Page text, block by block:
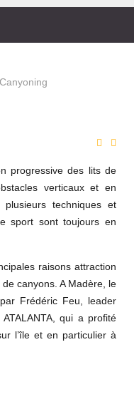
Canyoning
progressive des lits de
verticaux et en
plusieurs techniques et
sport sont toujours en
raisons attraction
canyons. A Madère, le
Frédéric Feu, leader
qui a profité
l’île et en particulier à